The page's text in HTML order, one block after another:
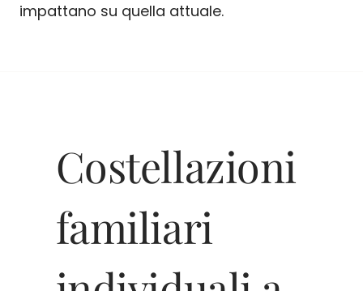
impattano su quella attuale.
Costellazioni
familiari